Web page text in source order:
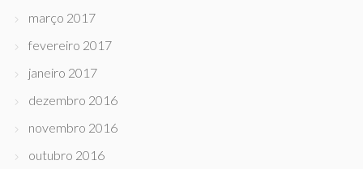
março 2017
fevereiro 2017
janeiro 2017
dezembro 2016
novembro 2016
outubro 2016